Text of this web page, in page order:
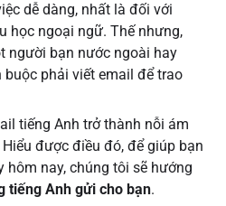
dễ dàng, nhất là đối với
học ngoại ngữ. Thế nhưng,
người bạn nước ngoài hay
buộc phải viết email để trao
tiếng Anh trở thành nỗi ám
được điều đó, để giúp bạn
hôm nay, chúng tôi sẽ hướng
tiếng Anh gửi cho bạn.